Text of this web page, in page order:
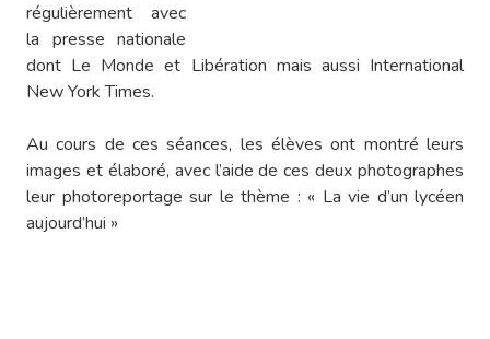
régulièrement avec
la presse nationale
dont Le Monde et Libération mais aussi International
New York Times.
Au cours de ces séances, les élèves ont montré leurs
images et élaboré, avec l’aide de ces deux photographes
leur photoreportage sur le thème : « La vie d’un lycéen
aujourd’hui »